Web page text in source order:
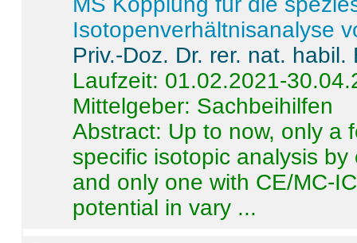
Isotopenverhältnisanalyse
Priv.-Doz. Dr. rer. nat.
Laufzeit: 01.02.2021-
Mittelgeber: Sachbeihilfen
Abstract: Up to now, only a
specific isotopic analysis
and only one with CE/MC-
potential in vary ...